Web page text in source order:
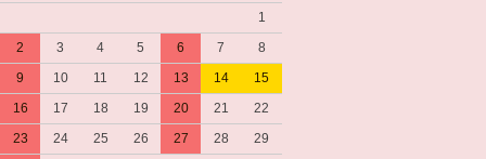
1
2
3 4 5 6 7
8
9
10 11 12 13 14
15
16
17 18 19 20 21
22
23
24 25 26 27 28
29